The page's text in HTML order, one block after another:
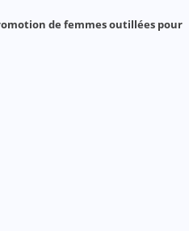
de femmes outillées pour